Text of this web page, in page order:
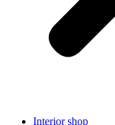
Interior shop